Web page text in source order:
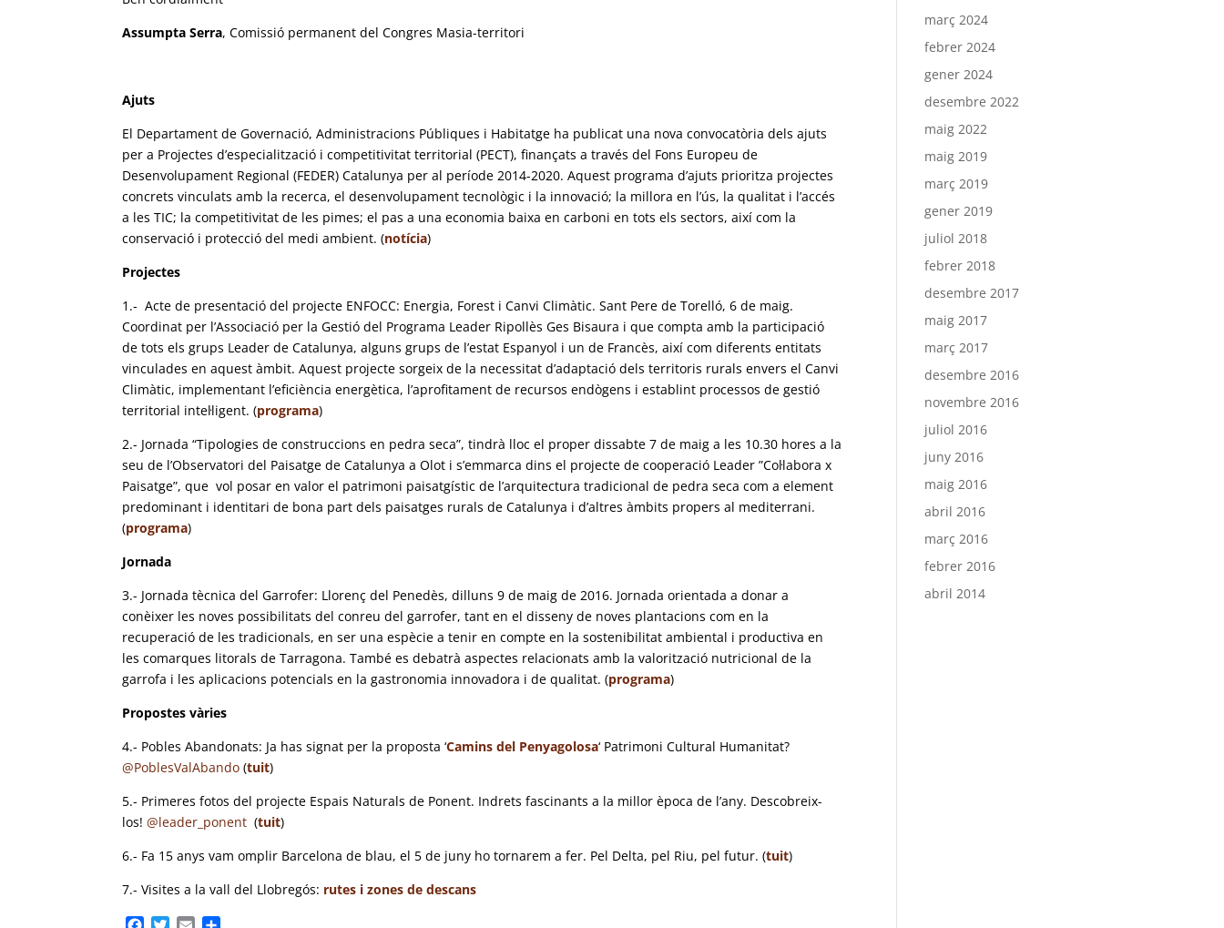
Assumpta Serra, Comissió permanent del Congres Masia-territori
Ajuts
El Departament de Governació, Administracions Públiques i Habitatge ha publicat una nova convocatòria dels ajuts
per a Projectes d’especialització i competitivitat territorial (PECT), finançats a través del Fons Europeu de
Desenvolupament Regional (FEDER) Catalunya per al període 2014-2020. Aquest programa d’ajuts prioritza projectes
concrets vinculats amb la recerca, el desenvolupament tecnològic i la innovació; la millora en l’ús, la qualitat i l’accés
a les TIC; la competitivitat de les pimes; el pas a una economia baixa en carboni en tots els sectors, així com la
conservació i protecció del medi ambient. (notícia)
Projectes
1.- Acte de presentació del projecte ENFOCC: Energia, Forest i Canvi Climàtic. Sant Pere de Torelló, 6 de maig.
Coordinat per l’Associació per la Gestió del Programa Leader Ripollès Ges Bisaura i que compta amb la participació
de tots els grups Leader de Catalunya, alguns grups de l’estat Espanyol i un de Francès, així com diferents entitats
vinculades en aquest àmbit. Aquest projecte sorgeix de la necessitat d’adaptació dels territoris rurals envers el Canvi
Climàtic, implementant l’eficiència energètica, l’aprofitament de recursos endògens i establint processos de gestió
territorial intel·ligent. (programa)
2.- Jornada “Tipologies de construccions en pedra seca”, tindrà lloc el proper dissabte 7 de maig a les 10.30 hores a la
seu de l’Observatori del Paisatge de Catalunya a Olot i s’emmarca dins el projecte de cooperació Leader ”Col·labora x
Paisatge”, que vol posar en valor el patrimoni paisatgístic de l’arquitectura tradicional de pedra seca com a element
predominant i identitari de bona part dels paisatges rurals de Catalunya i d’altres àmbits propers al mediterrani.
(programa)
Jornada
3.- Jornada tècnica del Garrofer: Llorenç del Penedès, dilluns 9 de maig de 2016. Jornada orientada a donar a
conèixer les noves possibilitats del conreu del garrofer, tant en el disseny de noves plantacions com en la
recuperació de les tradicionals, en ser una espècie a tenir en compte en la sostenibilitat ambiental i productiva en
les comarques litorals de Tarragona. També es debatrà aspectes relacionats amb la valorització nutricional de la
garrofa i les aplicacions potencials en la gastronomia innovadora i de qualitat. (programa)
Propostes vàries
4.- Pobles Abandonats: Ja has signat per la proposta ‘Camins del Penyagolosa‘ Patrimoni Cultural Humanitat?
@PoblesValAbando (tuit)
5.- Primeres fotos del projecte Espais Naturals de Ponent. Indrets fascinants a la millor època de l’any. Descobreix-
los!@leader_ponent (tuit)
6.- Fa 15 anys vam omplir Barcelona de blau, el 5 de juny ho tornarem a fer. Pel Delta, pel Riu, pel futur. (tuit)
7.- Visites a la vall del Llobregós: rutes i zones de descans
març 2024
febrer 2024
gener 2024
desembre 2022
maig 2022
maig 2019
març 2019
gener 2019
juliol 2018
febrer 2018
desembre 2017
maig 2017
març 2017
desembre 2016
novembre 2016
juliol 2016
juny 2016
maig 2016
abril 2016
març 2016
febrer 2016
abril 2014